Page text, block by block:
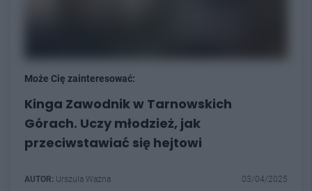
Może Cię zainteresować:
Kinga Zawodnik w Tarnowskich
Górach. Uczy młodzież, jak
przeciwstawiać się hejtowi
AUTOR: Urszula Ważna 03/04/2025